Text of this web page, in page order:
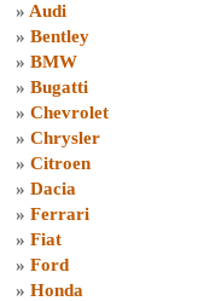
» Audi
» Bentley
» BMW
» Bugatti
» Chevrolet
» Chrysler
» Citroen
» Dacia
» Ferrari
» Fiat
» Ford
» Honda